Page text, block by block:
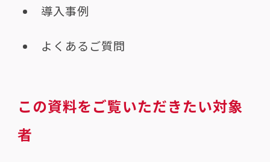
導入事例
よくあるご質問
この資料をご覧いただきたい対象
者